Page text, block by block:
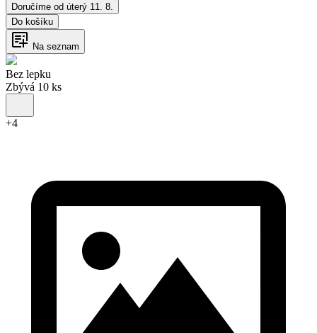
Doručíme od úterý 11. 8.
Do košíku
Na seznam
Bez lepku
Zbývá 10 ks
+4